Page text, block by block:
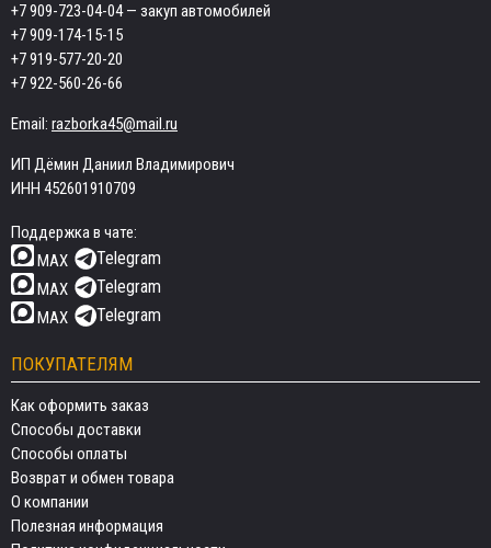
+7 909-723-04-04— закуп автомобилей
+7 909-174-15-15
+7 919-577-20-20
+7 922-560-26-66
Email: razborka45@mail.ru
ИП Дёмин Даниил Владимирович
ИНН 452601910709
Поддержка в чате:
MAX
Telegram
MAX Telegram
MAX Telegram
ПОКУПАТЕЛЯМ
Как оформить заказ
Способы доставки
Способы оплаты
Возврат и обмен товара
О компании
Полезная информация